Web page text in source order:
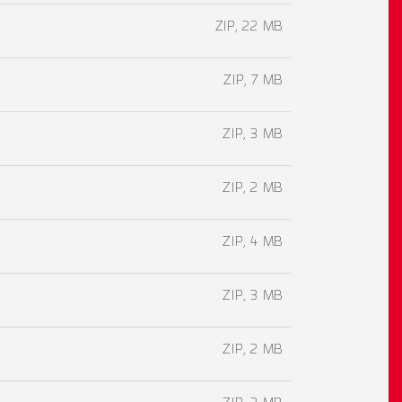
ZIP, 22 MB
ZIP, 7 MB
ZIP, 3 MB
ZIP, 2 MB
ZIP, 4 MB
ZIP, 3 MB
ZIP, 2 MB